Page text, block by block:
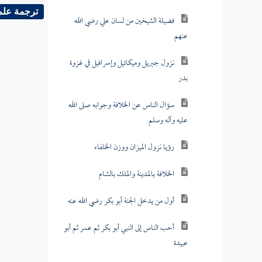
فضيلة الشيخين من لسان علي رضي الله
عنهم
نزول جبريل وميكائيل وإسرافيل في غزوة
بدر
سؤال الناس عن الخلافة وجوابه صلى الله
عليه وآله وسلم
رؤيا نزول الميزان ووزن الخلفاء
الخلافة بالمدينة والملك بالشام
أول من يدخل الجنة أبو بكر رضي الله عنه
أحب الناس إلى النبي أبو بكر ثم عمر ثم أبو
عبيدة
ترجمة